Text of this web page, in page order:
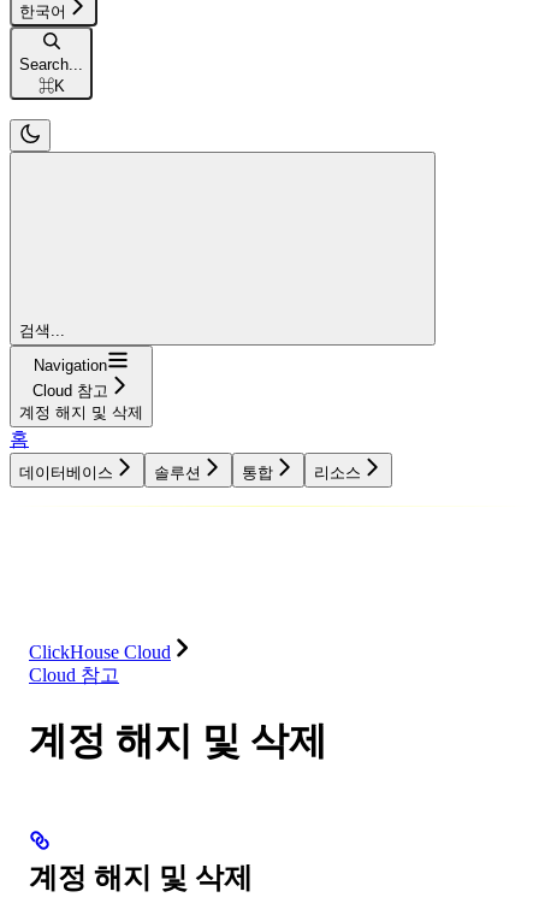
한국어
Search...
⌘K
검색...
Navigation
Cloud 참고
계정 해지 및 삭제
홈
데이터베이스 솔루션 통합 리소스
ClickHouse Cloud
Cloud 참고
계정 해지 및 삭제
계정 해지 및 삭제